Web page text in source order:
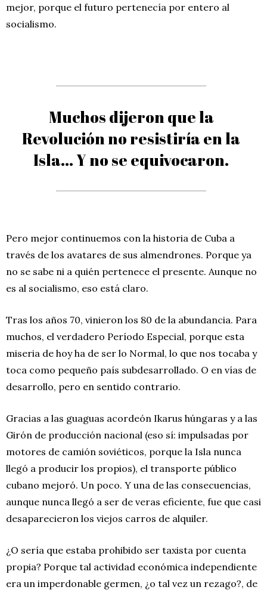
mejor, porque el futuro pertenecía por entero al
socialismo.
Muchos dijeron que la
Revolución no resistiría en la
Isla… Y no se equivocaron.
Pero mejor continuemos con la historia de Cuba a
través de los avatares de sus almendrones. Porque ya
no se sabe ni a quién pertenece el presente. Aunque no
es al socialismo, eso está claro.
Tras los años 70, vinieron los 80 de la abundancia. Para
muchos, el verdadero Período Especial, porque esta
miseria de hoy ha de ser lo Normal, lo que nos tocaba y
toca como pequeño país subdesarrollado. O en vías de
desarrollo, pero en sentido contrario.
Gracias a las guaguas acordeón Ikarus húngaras y a las
Girón de producción nacional (eso sí: impulsadas por
motores de camión soviéticos, porque la Isla nunca
llegó a producir los propios), el transporte público
cubano mejoró. Un poco. Y una de las consecuencias,
aunque nunca llegó a ser de veras eficiente, fue que casi
desaparecieron los viejos carros de alquiler.
¿O sería que estaba prohibido ser taxista por cuenta
propia? Porque tal actividad económica independiente
era un imperdonable germen, ¿o tal vez un rezago?, de